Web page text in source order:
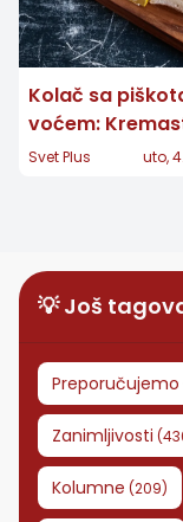
Kolač sa
voćem:
poslastica bez
Svet Plus uto,
💡 Još
Preporučujemo
Zanimljivosti (
Kolumne (209)